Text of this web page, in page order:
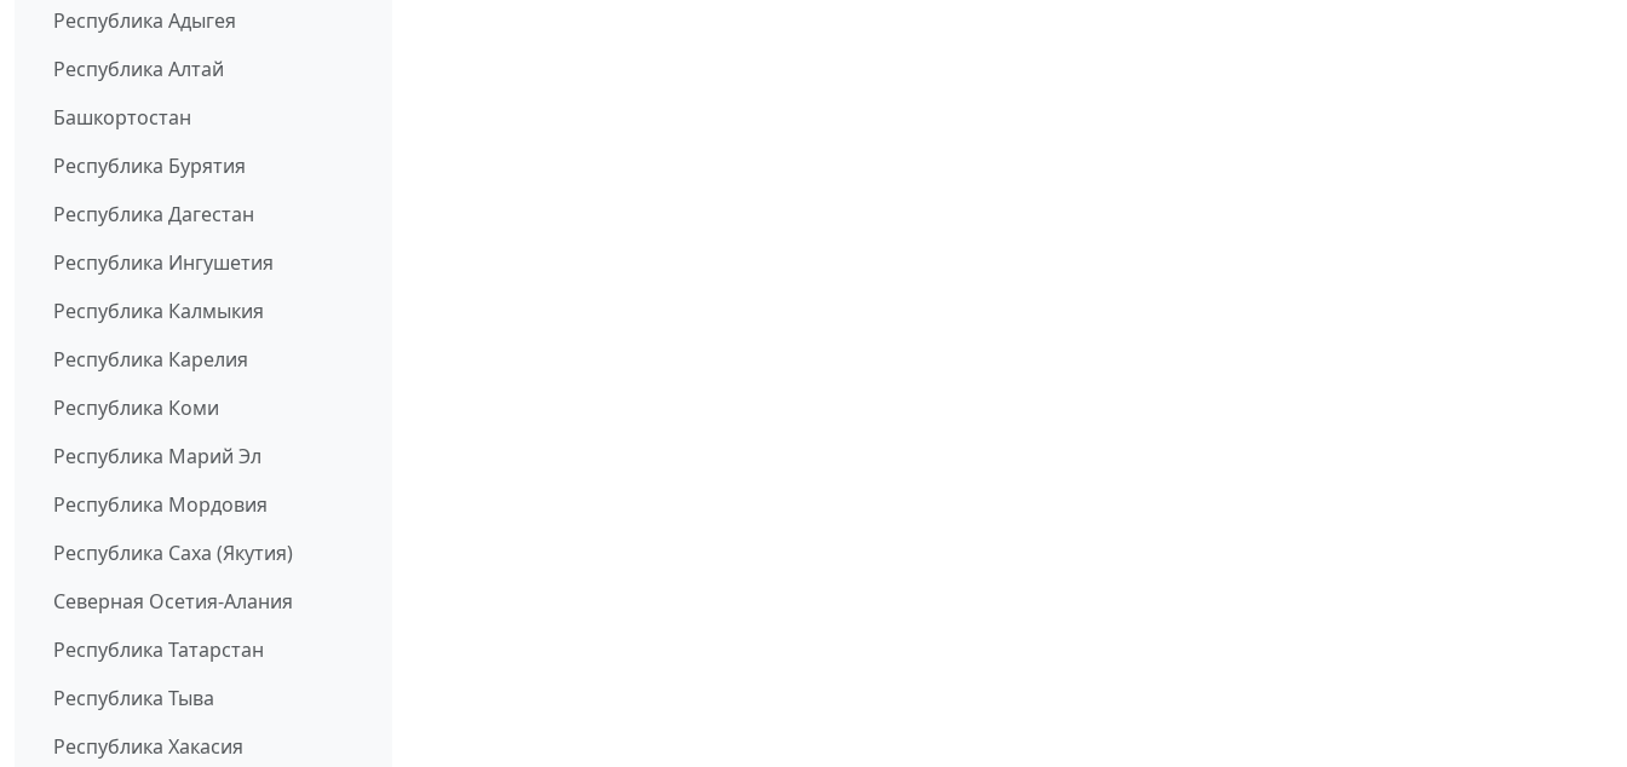
Республика Адыгея
Республика Алтай
Башкортостан
Республика Бурятия
Республика Дагестан
Республика Ингушетия
Республика Калмыкия
Республика Карелия
Республика Коми
Республика Марий Эл
Республика Мордовия
Республика Саха (Якутия)
Северная Осетия-Алания
Республика Татарстан
Республика Тыва
Республика Хакасия